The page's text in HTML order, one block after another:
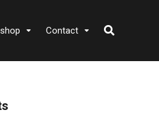
Contact